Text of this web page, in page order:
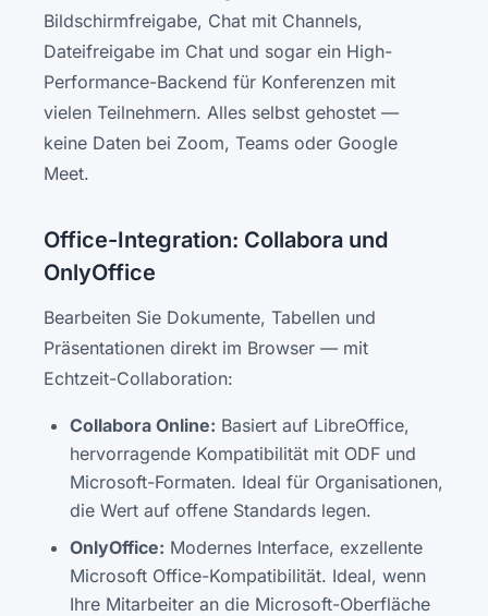
Bildschirmfreigabe, Chat mit Channels,
Dateifreigabe im Chat und sogar ein High-
Performance-Backend für Konferenzen mit
vielen Teilnehmern. Alles selbst gehostet —
keine Daten bei Zoom, Teams oder Google
Meet.
Office-Integration: Collabora und
OnlyOffice
Bearbeiten Sie Dokumente, Tabellen und
Präsentationen direkt im Browser — mit
Echtzeit-Collaboration:
Collabora Online: Basiert auf LibreOffice,
hervorragende Kompatibilität mit ODF und
Microsoft-Formaten. Ideal für Organisationen,
die Wert auf offene Standards legen.
OnlyOffice: Modernes Interface, exzellente
Microsoft Office-Kompatibilität. Ideal, wenn
Ihre Mitarbeiter an die Microsoft-Oberfläche